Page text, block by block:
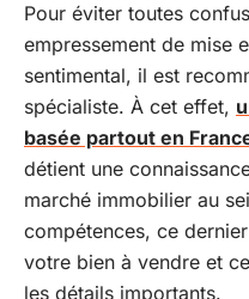
Pour éviter toutes
empressement de mise
sentimental, il est
spécialiste. À cet effet,
basée partout en
détient une
marché immobilier au
compétences, ce
votre bien à vendre et
les détails importants.